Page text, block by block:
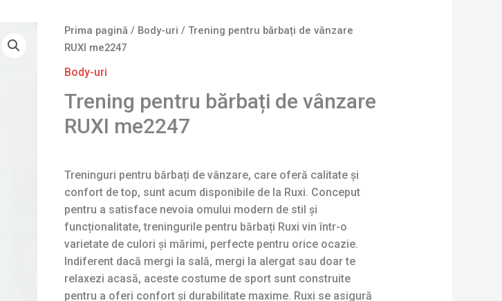
Prima pagină / Body-uri / Trening pentru bărbați de vânzare
RUXI me2247
Body-uri
Trening pentru bărbați de vânzare
RUXI me2247
Treninguri pentru bărbați de vânzare, care oferă calitate și
confort de top, sunt acum disponibile de la Ruxi. Conceput
pentru a satisface nevoia omului modern de stil și
funcționalitate, treningurile pentru bărbați Ruxi vin într-o
varietate de culori și mărimi, perfecte pentru orice ocazie.
Indiferent dacă mergi la sală, mergi la alergat sau doar te
relaxezi acasă, aceste costume de sport sunt construite
pentru a oferi confort și durabilitate maxime. Ruxi se asigură